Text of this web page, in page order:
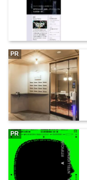
PR
PR